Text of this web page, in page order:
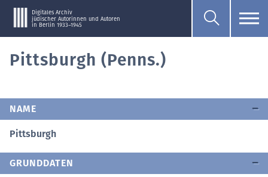
Digitales Archiv
jüdischer Autorinnen und Autoren
in Berlin 1933–1945
Pittsburgh (Penns.)
NAME
Pittsburgh
GRUNDDATEN